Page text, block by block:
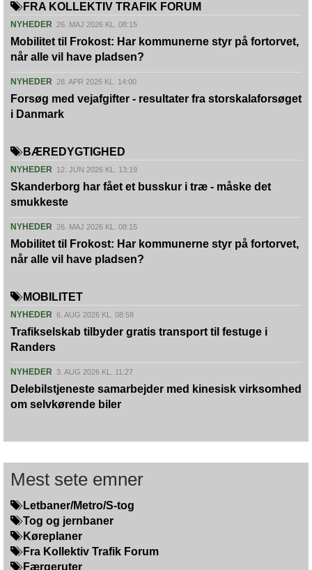
FRA KOLLEKTIV TRAFIK FORUM
NYHEDER 26. MAJ 2026 KL. 08:15
Mobilitet til Frokost: Har kommunerne styr på fortorvet,
når alle vil have pladsen?
NYHEDER 28. APR 2026 KL. 14:00
Forsøg med vejafgifter - resultater fra storskalaforsøget
i Danmark
BÆREDYGTIGHED
NYHEDER 12. JUN 2026 KL. 13:19
Skanderborg har fået et busskur i træ - måske det
smukkeste
NYHEDER 26. MAJ 2026 KL. 08:15
Mobilitet til Frokost: Har kommunerne styr på fortorvet,
når alle vil have pladsen?
MOBILITET
NYHEDER 6. AUG 2026 KL. 08:58
Trafikselskab tilbyder gratis transport til festuge i
Randers
NYHEDER 3. AUG 2026 KL. 11:27
Delebilstjeneste samarbejder med kinesisk virksomhed
om selvkørende biler
Mest sete emner
Letbaner/Metro/S-tog
Tog og jernbaner
Køreplaner
Fra Kollektiv Trafik Forum
Færgeruter